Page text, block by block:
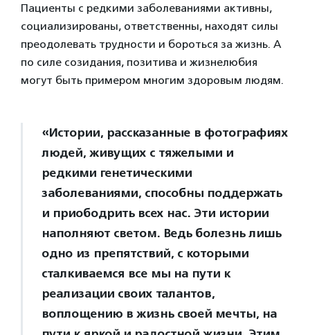
Пациенты с редкими заболеваниями активны,
социализированы, ответственны, находят силы
преодолевать трудности и бороться за жизнь. А
по силе созидания, позитива и жизнелюбия
могут быть примером многим здоровым людям.
«Истории, рассказанные в фотографиях
людей, живущих с тяжелыми и
редкими генетическими
заболеваниями, способны поддержать
и приободрить всех нас. Эти истории
наполняют светом. Ведь болезнь лишь
одно из препятствий, с которыми
сталкиваемся все мы на пути к
реализации своих талантов,
воплощению в жизнь своей мечты, на